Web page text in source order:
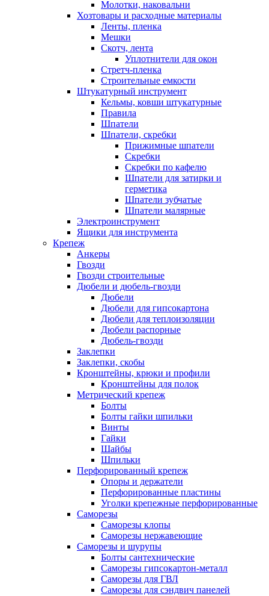
Молотки, наковальни
Хозтовары и расходные материалы
Ленты, пленка
Мешки
Скотч, лента
Уплотнители для окон
Стретч-пленка
Строительные емкости
Штукатурный инструмент
Кельмы, ковши штукатурные
Правила
Шпатели
Шпатели, скребки
Прижимные шпатели
Скребки
Скребки по кафелю
Шпатели для затирки и
герметика
Шпатели зубчатые
Шпатели малярные
Электроинструмент
Ящики для инструмента
Крепеж
Анкеры
Гвозди
Гвозди строительные
Дюбели и дюбель-гвозди
Дюбели
Дюбели для гипсокартона
Дюбели для теплоизоляции
Дюбели распорные
Дюбель-гвозди
Заклепки
Заклепки, скобы
Кронштейны, крюки и профили
Кронштейны для полок
Метрический крепеж
Болты
Болты гайки шпильки
Винты
Гайки
Шайбы
Шпильки
Перфорированный крепеж
Опоры и держатели
Перфорированные пластины
Уголки крепежные перфорированные
Саморезы
Саморезы клопы
Саморезы нержавеющие
Саморезы и шурупы
Болты сантехнические
Саморезы гипсокартон-металл
Саморезы для ГВЛ
Саморезы для сэндвич панелей